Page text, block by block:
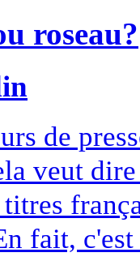
roseau?
de
veut
fait,